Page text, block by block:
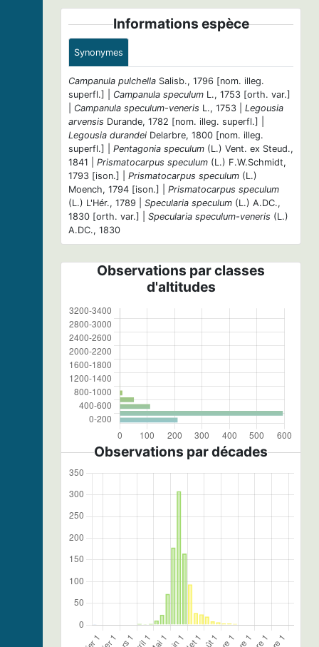
Informations espèce
Synonymes
Campanula pulchella Salisb., 1796 [nom. illeg.
superfl.] | Campanula speculum L., 1753 [orth. var.]
Campanula speculum-veneris L., 1753 | Legousia
arvensis Durande, 1782 [nom. illeg. superfl.] |
Legousia durandei Delarbre, 1800 [nom. illeg.
superfl.] | Pentagonia speculum (L.) Vent. ex Steud.,
1841 | Prismatocarpus speculum (L.) F.W.Schmidt,
1793 [ison.] | Prismatocarpus speculum (L.)
Moench, 1794 [ison.] | Prismatocarpus speculum
(L.) L'Hér., 1789 | Specularia speculum (L.) A.DC.,
1830 [orth. var.] | Specularia speculum-veneris (L.)
A.DC., 1830
Observations par classes
d'altitudes
Observations par décades